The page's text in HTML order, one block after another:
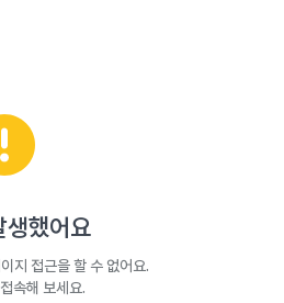
생했어요
지 접근을 할 수 없어요.
속해 보세요.